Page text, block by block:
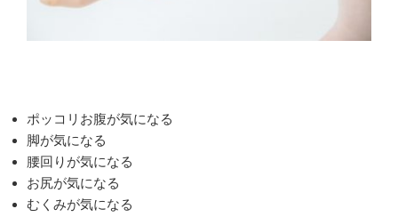
ポッコリお腹が気になる
脚が気になる
腰回りが気になる
お尻が気になる
むくみが気になる